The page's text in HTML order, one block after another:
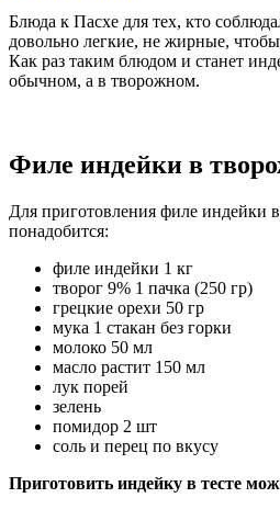
Блюда к Пасхе для тех, кто
довольно легкие, не жирные,
Как раз таким блюдом и станет
обычном, а в творожном.
Филе индейки в
Для приготовления филе индейки
понадобится:
филе индейки 1 кг
творог 9% 1 пачка (250 гр)
грецкие орехи 50 гр
мука 1 стакан без горки
молоко 50 мл
масло растит 150 мл
лук порей
зелень
помидор 2 шт
соль и перец по вкусу
Приготовить индейку в тесте